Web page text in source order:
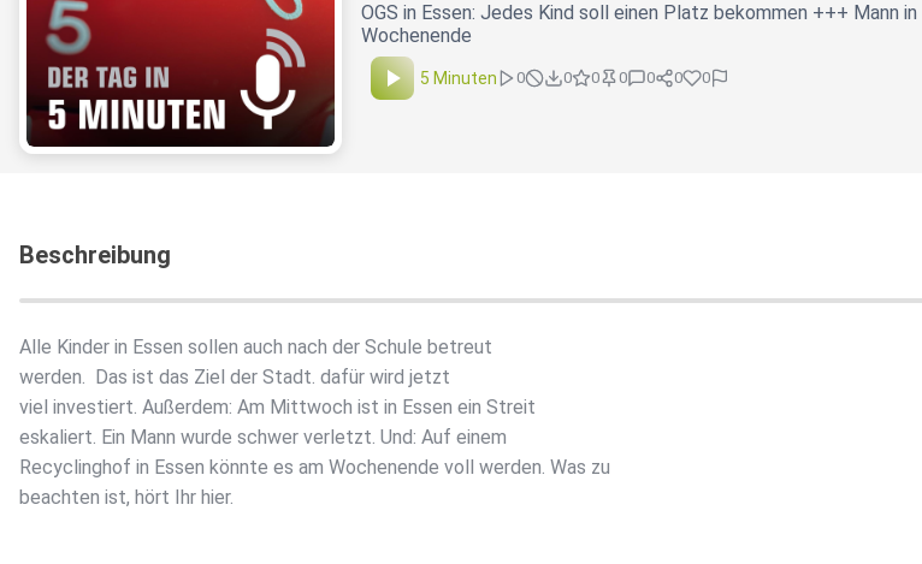
OGS in Essen: Jedes Kind soll einen Platz bekommen +++ Mann
Wochenende
5 Minuten 0 0 0 0 0 0 0
Beschreibung
Alle Kinder in Essen sollen auch nach der Schule betreut
werden. Das ist das Ziel der Stadt. dafür wird jetzt
viel investiert. Außerdem: Am Mittwoch ist in Essen ein Streit
eskaliert. Ein Mann wurde schwer verletzt. Und: Auf einem
Recyclinghof in Essen könnte es am Wochenende voll werden. Was zu
beachten ist, hört Ihr hier.